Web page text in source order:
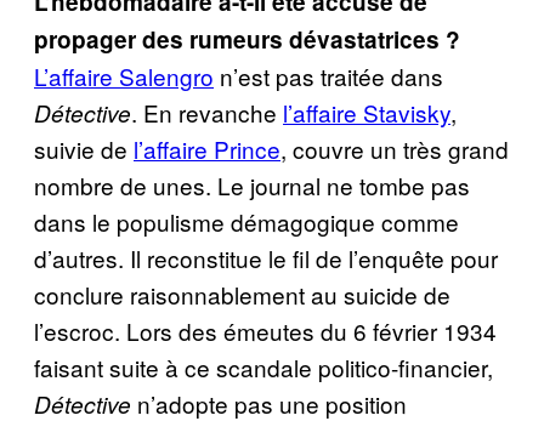
propager des rumeurs dévastatrices ?
L’affaire Salengro n’est pas traitée dans
Détective. En revanche l’affaire Stavisky,
suivie de l’affaire Prince, couvre un très grand
nombre de unes. Le journal ne tombe pas
dans le populisme démagogique comme
d’autres. Il reconstitue le fil de l’enquête pour
conclure raisonnablement au suicide de
l’escroc. Lors des émeutes du 6 février 1934
faisant suite à ce scandale politico-financier,
Détective n’adopte pas une position